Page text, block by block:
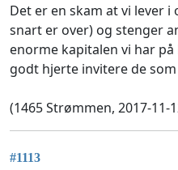
Det er en skam at vi lever
snart er over) og stenger
enorme kapitalen vi har
godt hjerte invitere de
(1465 Strømmen, 2017-11-
#1113